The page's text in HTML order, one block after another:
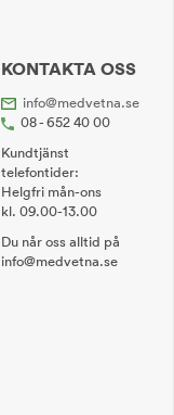
KONTAKTA OSS
info@medvetna.se
08 - 652 40 00
Kundtjänst
telefontider:
Helgfri mån-ons
kl. 09.00-13.00
Du når oss alltid på
info@medvetna.se